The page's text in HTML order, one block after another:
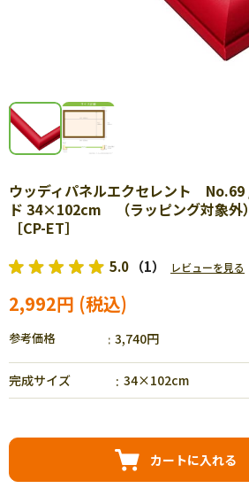
ウッディパネルエクセレント
ド 34×102cm （ラッピング対象
［CP-ET］
5.0 （1） レビューを見る
2,992円
参考価格 3,740円
完成サイズ 34×102cm
カートに入れる